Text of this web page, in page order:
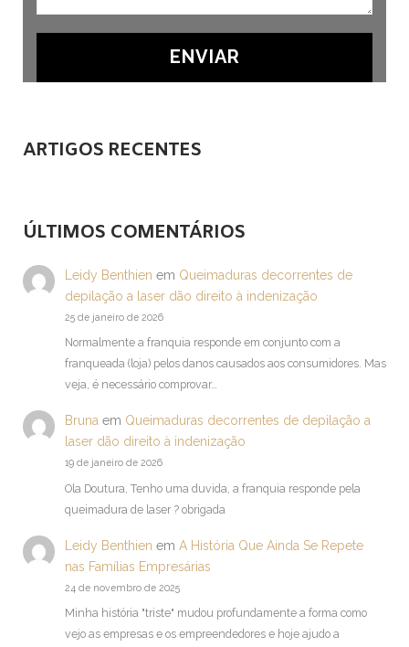
ARTIGOS RECENTES
ÚLTIMOS COMENTÁRIOS
Leidy Benthien em Queimaduras decorrentes de
depilação a laser dão direito à indenização
25 de janeiro de 2026
Normalmente a franquia responde em conjunto com a
franqueada (loja) pelos danos causados aos consumidores. Mas
veja, é necessário comprovar…
Bruna em Queimaduras decorrentes de depilação a
laser dão direito à indenização
19 de janeiro de 2026
Ola Doutura, Tenho uma duvida, a franquia responde pela
queimadura de laser ? obrigada
Leidy Benthien em A História Que Ainda Se Repete
nas Famílias Empresárias
24 de novembro de 2025
Minha história "triste" mudou profundamente a forma como
vejo as empresas e os empreendedores e hoje ajudo a